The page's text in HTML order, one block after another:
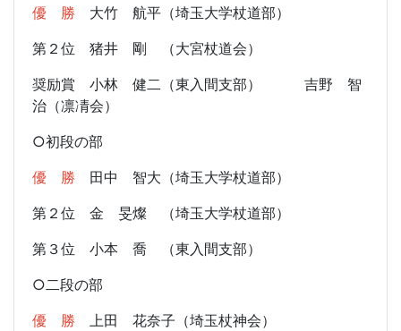
優 勝 大竹 航平（埼玉大学杖道部）
第２位 猪井 剛 （大宮杖道会）
奨励賞 小林 健二（東入間支部） 吉野 智
治（凛凊会）
○初段の部
優 勝 田中 智大（埼玉大学杖道部）
第２位 金 旻燦 （埼玉大学杖道部）
第３位 小本 喬 （東入間支部）
○二段の部
優 勝 上田 花奈子（埼玉杖神会）